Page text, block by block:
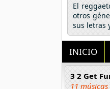
El
otros
sus letras
INICIO
3 2 Get
11